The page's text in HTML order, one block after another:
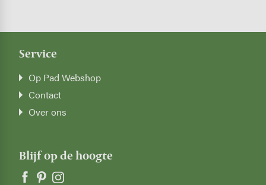
Service
Op Pad Webshop
Contact
Over ons
Blijf op de hoogte